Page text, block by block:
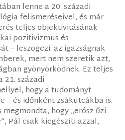
lenne a 20. századi
felismeréseivel, és már
teljes objektivitásának
pozitivizmus és
– leszögezi: az igazságnak
mert nem szeretik azt,
gyönyörködnek. Ez teljes
21. századi
hogy a tudományt
– és időnként zsákutcákba is.
hogy „erósz űzi
Pál csak kiegészíti azzal,